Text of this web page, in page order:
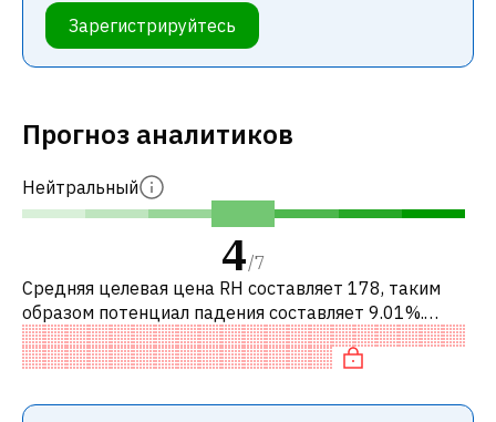
Зарегистрируйтесь
Прогноз аналитиков
Нейтральный
4/7
Средняя целевая цена RH составляет 178, таким
образом потенциал падения составляет 9.01%.
Обычно это означает рекомендацию «ПРОДАВАТЬ»
среди инвестиционных компаний или р